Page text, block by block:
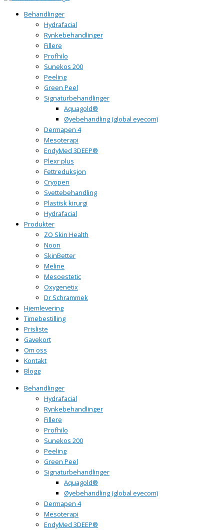
Behandlinger
Hydrafacial
Rynkebehandlinger
Fillere
Profhilo
Sunekos 200
Peeling
Green Peel
Signaturbehandlinger
Aquagold®
Øyebehandling (global eyecom)
Dermapen 4
Mesoterapi
EndyMed 3DEEP®
Plexr plus
Fettreduksjon
Cryopen
Svettebehandling
Plastisk kirurgi
Hydrafacial
Produkter
ZO Skin Health
Noon
SkinBetter
Meline
Mesoestetic
Oxygenetix
Dr Schrammek
Hjemlevering
Timebestilling
Prisliste
Gavekort
Om oss
Kontakt
Blogg
Behandlinger
Hydrafacial
Rynkebehandlinger
Fillere
Profhilo
Sunekos 200
Peeling
Green Peel
Signaturbehandlinger
Aquagold®
Øyebehandling (global eyecom)
Dermapen 4
Mesoterapi
EndyMed 3DEEP®